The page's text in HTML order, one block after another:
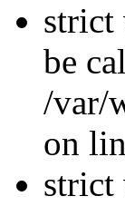
strict
be
/var/
on
strict